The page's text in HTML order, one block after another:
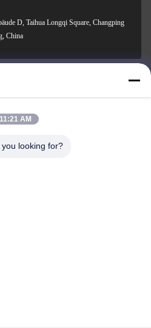
D, Taihua Longqi Square, Changping
China
11:21 AM
looking for?